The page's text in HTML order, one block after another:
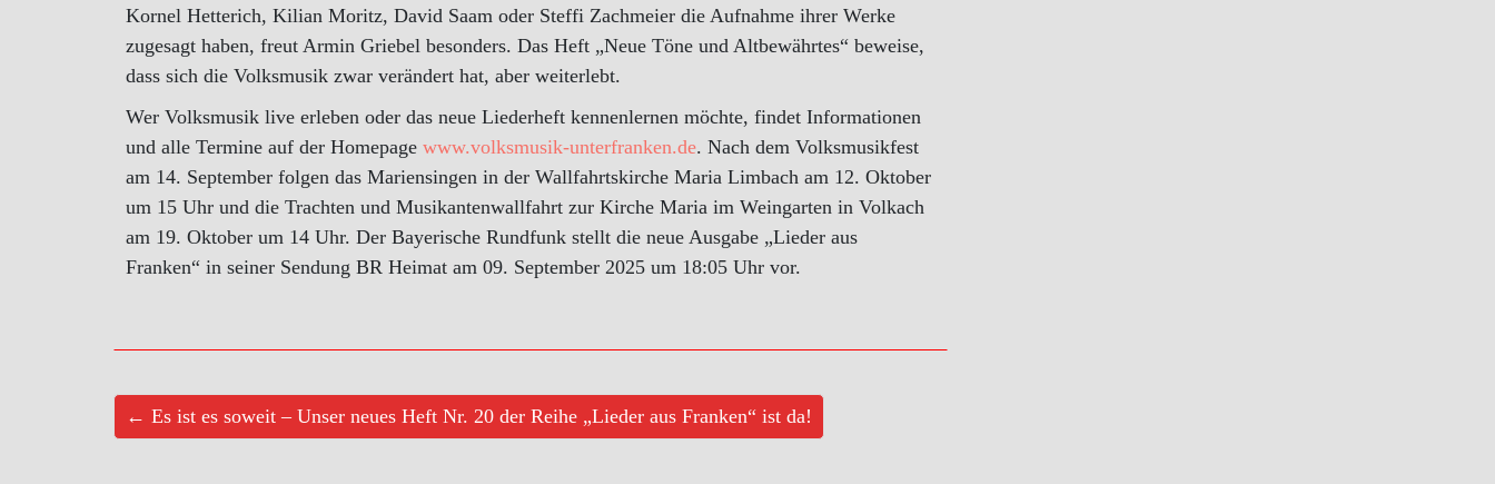
Kornel Hetterich, Kilian Moritz, David Saam oder Steffi Zachmeier die Aufnahme ihrer Werke
zugesagt haben, freut Armin Griebel besonders. Das Heft „Neue Töne und Altbewährtes“ beweise,
dass sich die Volksmusik zwar verändert hat, aber weiterlebt.
Wer Volksmusik live erleben oder das neue Liederheft kennenlernen möchte, findet Informationen
und alle Termine auf der Homepage www.volksmusik-unterfranken.de. Nach dem Volksmusikfest
am 14. September folgen das Mariensingen in der Wallfahrtskirche Maria Limbach am 12. Oktober
um 15 Uhr und die Trachten und Musikantenwallfahrt zur Kirche Maria im Weingarten in Volkach
am 19. Oktober um 14 Uhr. Der Bayerische Rundfunk stellt die neue Ausgabe „Lieder aus
Franken“ in seiner Sendung BR Heimat am 09. September 2025 um 18:05 Uhr vor.
← Es ist es soweit – Unser neues Heft Nr. 20 der Reihe „Lieder aus Franken“ ist da!